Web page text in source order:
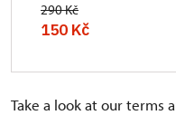
290 Kč
150 Kč
Take a look at our terms